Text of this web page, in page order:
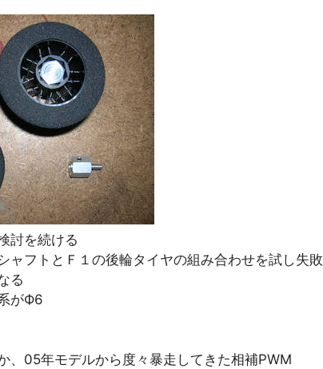
討を続ける
ャフトとＦ１の後輪タイヤの組み合わせを試し失敗
る
がФ6
、05年モデルから度々暴走してきた相補PWM